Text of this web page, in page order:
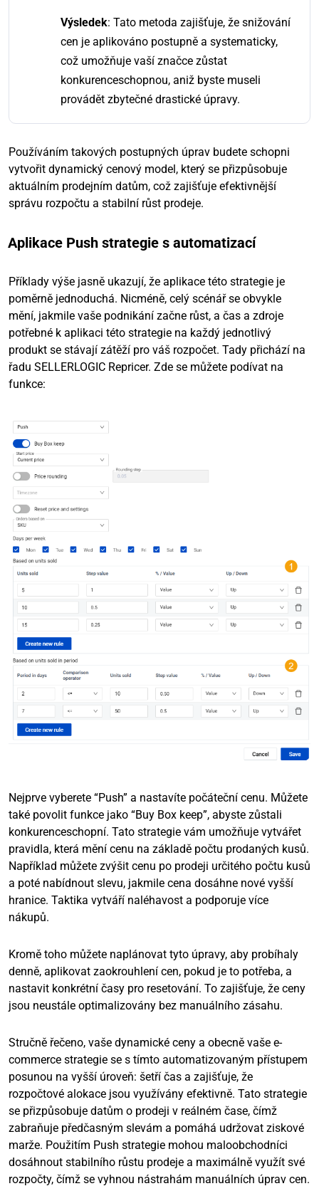
Výsledek: Tato metoda zajišťuje, že snižování
cen je aplikováno postupně a systematicky,
což umožňuje vaší značce zůstat
konkurenceschopnou, aniž byste museli
provádět zbytečné drastické úpravy.
Používáním takových postupných úprav budete schopni
vytvořit dynamický cenový model, který se přizpůsobuje
aktuálním prodejním datům, což zajišťuje efektivnější
správu rozpočtu a stabilní růst prodeje.
Aplikace Push strategie s automatizací
Příklady výše jasně ukazují, že aplikace této strategie je
poměrně jednoduchá. Nicméně, celý scénář se obvykle
mění, jakmile vaše podnikání začne růst, a čas a zdroje
potřebné k aplikaci této strategie na každý jednotlivý
produkt se stávají zátěží pro váš rozpočet. Tady přichází na
řadu SELLERLOGIC Repricer. Zde se můžete podívat na
funkce:
Nejprve vyberete “Push” a nastavíte počáteční cenu. Můžete
také povolit funkce jako “Buy Box keep”, abyste zůstali
konkurenceschopní. Tato strategie vám umožňuje vytvářet
pravidla, která mění cenu na základě počtu prodaných kusů.
Například můžete zvýšit cenu po prodeji určitého počtu kusů
a poté nabídnout slevu, jakmile cena dosáhne nové vyšší
hranice. Taktika vytváří naléhavost a podporuje více
nákupů.
Kromě toho můžete naplánovat tyto úpravy, aby probíhaly
denně, aplikovat zaokrouhlení cen, pokud je to potřeba, a
nastavit konkrétní časy pro resetování. To zajišťuje, že ceny
jsou neustále optimalizovány bez manuálního zásahu.
Stručně řečeno, vaše dynamické ceny a obecně vaše e-
commerce strategie se s tímto automatizovaným přístupem
posunou na vyšší úroveň: šetří čas a zajišťuje, že
rozpočtové alokace jsou využívány efektivně. Tato strategie
se přizpůsobuje datům o prodeji v reálném čase, čímž
zabraňuje předčasným slevám a pomáhá udržovat ziskové
marže. Použitím Push strategie mohou maloobchodníci
dosáhnout stabilního růstu prodeje a maximálně využít své
rozpočty, čímž se vyhnou nástrahám manuálních úprav cen.